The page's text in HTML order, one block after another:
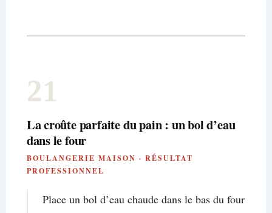
21
La croûte parfaite du pain : un bol d’eau
dans le four
BOULANGERIE MAISON · RÉSULTAT
PROFESSIONNEL
Place un bol d’eau chaude dans le bas du four